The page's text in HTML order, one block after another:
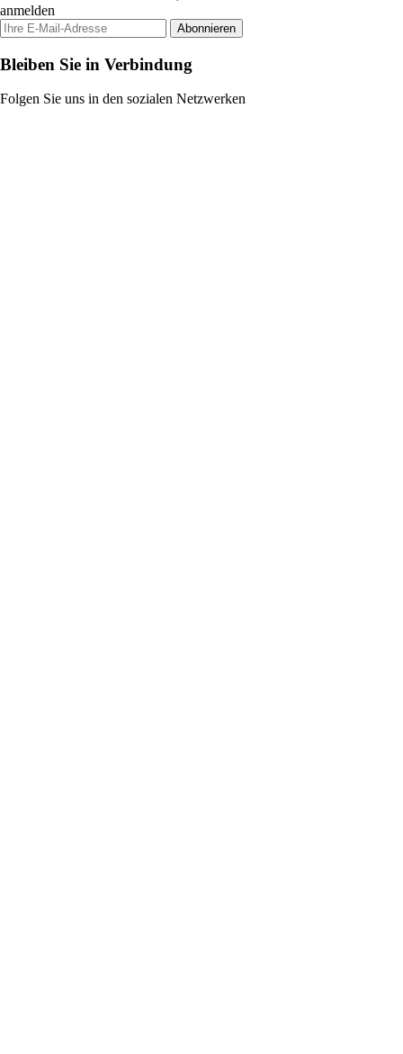
anmelden
Abonnieren
Bleiben Sie in Verbindung
Folgen Sie uns in den sozialen Netzwerken